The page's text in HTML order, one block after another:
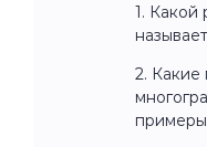
1. Какой
2. Какие